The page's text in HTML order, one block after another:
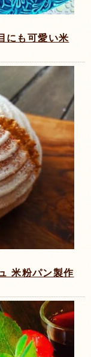
にも可愛い米
米粉パン製作